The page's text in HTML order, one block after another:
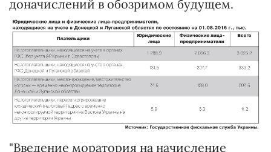
доначислений в обозримом будущем.
"Введение моратория на начисление